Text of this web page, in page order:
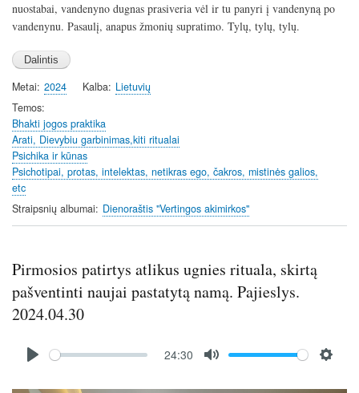
nuostabai, vandenyno dugnas prasiveria vėl ir tu panyri į vandenyną po
vandenynu. Pasaulį, anapus žmonių supratimo. Tylų, tylų, tylų.
Metai 2024 Kalba Lietuvių
Temos
Bhakti jogos praktika
Arati, Dievybiu garbinimas,kiti ritualai
Psichika ir kūnas
Psichotipai, protas, intelektas, netikras ego, čakros, mistinės galios,
etc
Straipsnių albumai
Dienoraštis "Vertingos akimirkos"
Pirmosios patirtys atlikus ugnies rituala, skirtą
pašventinti naujai pastatytą namą. Pajieslys.
2024.04.30
l
24:30
u
e